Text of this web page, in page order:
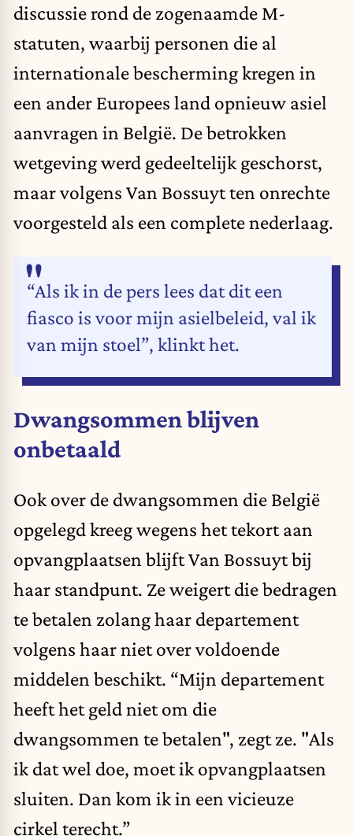
discussie rond de zogenaamde M-
statuten, waarbij personen die al
internationale bescherming kregen in
een ander Europees land opnieuw asiel
aanvragen in België. De betrokken
wetgeving werd gedeeltelijk geschorst,
maar volgens Van Bossuyt ten onrechte
voorgesteld als een complete nederlaag.
“Als ik in de pers lees dat dit een
fiasco is voor mijn asielbeleid, val ik
van mijn stoel”, klinkt het.
Dwangsommen blijven
onbetaald
Ook over de dwangsommen die België
opgelegd kreeg wegens het tekort aan
opvangplaatsen blijft Van Bossuyt bij
haar standpunt. Ze weigert die bedragen
te betalen zolang haar departement
volgens haar niet over voldoende
middelen beschikt. “Mijn departement
heeft het geld niet om die
dwangsommen te betalen", zegt ze. "Als
ik dat wel doe, moet ik opvangplaatsen
sluiten. Dan kom ik in een vicieuze
cirkel terecht.”